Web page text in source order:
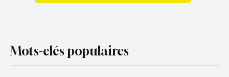
Mots-clés populaires